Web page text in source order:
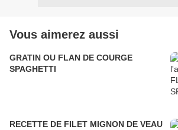
Vous aimerez aussi
GRATIN OU FLAN DE COURGE
SPAGHETTI
RECETTE DE FILET MIGNON DE VEAU